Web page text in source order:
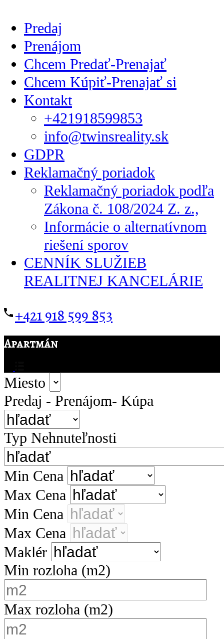
Predaj
Prenájom
Chcem Predať-Prenajať
Chcem Kúpiť-Prenajať si
Kontakt
+421918599853
info@twinsreality.sk
GDPR
Reklamačný poriadok
Reklamačný poriadok podľa
Zákona č. 108/2024 Z. z.,
Informácie o alternatívnom
riešení sporov
CENNÍK SLUŽIEB
REALITNEJ KANCELÁRIE
+421 918 599 853
Apartmán
Miesto
Predaj - Prenájom- Kúpa
Typ Nehnuteľnosti
Min Cena
Max Cena
Min Cena
Max Cena
Maklér
Min rozloha (m2)
Max rozloha (m2)